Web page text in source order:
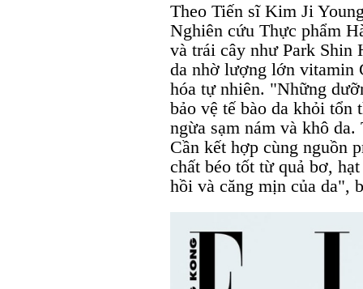
Theo Tiến sĩ Kim Ji
Nghiên cứu Thực phẩm
và trái cây như Park Shin
da nhờ lượng lớn vitamin
hóa tự nhiên. "Những
bảo vệ tế bào da khỏi tổn
ngừa sạm nám và khô
Cần kết hợp cùng nguồn
chất béo tốt từ quả bơ,
hồi và căng mịn của da",